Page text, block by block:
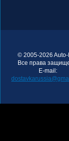
© 2005-2026 Auto-
Все права
E-mail: